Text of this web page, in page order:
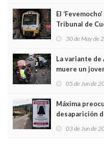
El
Tribunal de
sobrecoste de
30 de May de
La variante
muere un
frontal
05 de Jun de
Máxima
desaparición
03 de Jun de